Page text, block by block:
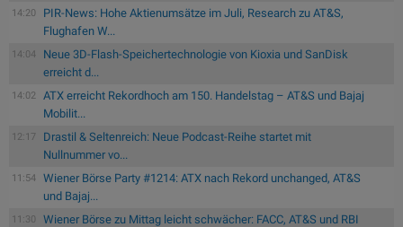
14:20
PIR-News: Hohe Aktienumsätze im Juli, Research zu AT&S,
Flughafen W...
14:04
Neue 3D-Flash-Speichertechnologie von Kioxia und SanDisk
erreicht d...
14:02
ATX erreicht Rekordhoch am 150. Handelstag – AT&S und Bajaj
Mobilit...
12:17
Drastil & Seltenreich: Neue Podcast-Reihe startet mit
Nullnummer vo...
11:54
Wiener Börse Party #1214: ATX nach Rekord unchanged, AT&S
und Bajaj...
11:30
Wiener Börse zu Mittag leicht schwächer: FACC, AT&S und RBI